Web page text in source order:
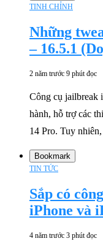
TINH CHỈNH
Những
– 16.5.1
2 năm trước 9 phút đọc
Công cụ jailbreak
hành, hỗ trợ các
14 Pro. Tuy
Bookmark
TIN TỨC
Sắp có
iPhone và
4 năm trước 3 phút đọc